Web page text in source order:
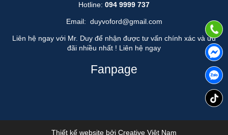
Hotline: 094 9999 737
Email: duyvoford@gmail.com
Liên hệ ngay với Mr. Duy để nhận được tư vấn chính xác và ưu
đãi nhiều nhất ! Liên hệ ngay
Fanpage
Thiết kế website bởi Creative Việt Nam